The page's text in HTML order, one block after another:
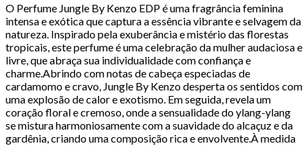
O Perfume Jungle By Kenzo EDP é uma fragrância feminina
intensa e exótica que captura a essência vibrante e selvagem da
natureza. Inspirado pela exuberância e mistério das florestas
tropicais, este perfume é uma celebração da mulher audaciosa e
livre, que abraça sua individualidade com confiança e
charme.Abrindo com notas de cabeça especiadas de
cardamomo e cravo, Jungle By Kenzo desperta os sentidos com
uma explosão de calor e exotismo. Em seguida, revela um
coração floral e cremoso, onde a sensualidade do ylang-ylang
se mistura harmoniosamente com a suavidade do alcaçuz e da
gardênia, criando uma composição rica e envolvente.À medida